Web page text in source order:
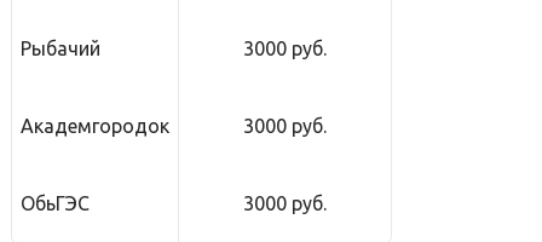
Рыбачий 3000 руб.
Академгородок 3000 руб.
ОбьГЭС 3000 руб.